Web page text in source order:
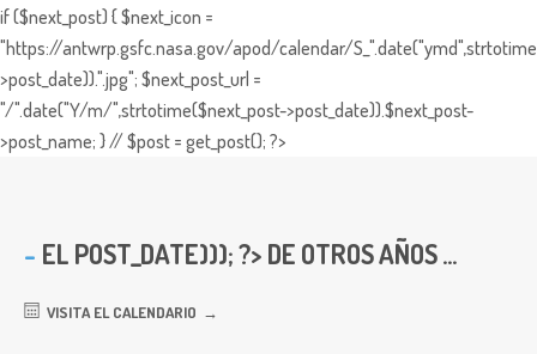
if ($next_post) { $next_icon =
"https://antwrp.gsfc.nasa.gov/apod/calendar/
>post_date)).".jpg"; $next_post_url =
"/".date("Y/m/",strtotime($next_post->post_date)).$next_post-
>post_name; } // $post = get_post(); ?>
EL POST_DATE))); ?> DE OTROS AÑOS ...
VISITA EL CALENDARIO